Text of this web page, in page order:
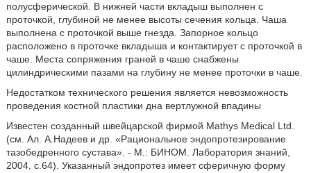
полусферической. В нижней части вкладыш выполнен с
проточкой, глубиной не менее высоты сечения кольца. Чаша
выполнена с проточкой выше гнезда. Запорное кольцо
расположено в проточке вкладыша и контактирует с проточкой в
чаше. Места сопряжения граней в чаше снабжены
цилиндрическими пазами на глубину не менее проточки в чаше.
Недостатком технического решения является невозможность
проведения костной пластики дна вертлужной впадины
Известен созданный швейцарской фирмой Mathys Medical Ltd.
(см. Ал. А.Надеев и др. «Рациональное эндопротезирование
тазобедренного сустава». - М.: БИНОМ. Лаборатория знаний,
2004, с.64). Указанный эндопротез имеет сферичную форму